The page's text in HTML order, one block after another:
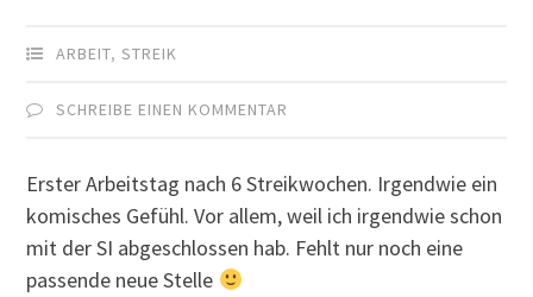
ARBEIT,STREIK
SCHREIBE EINEN KOMMENTAR
Erster Arbeitstag nach 6 Streikwochen. Irgendwie ein
komisches Gefühl. Vor allem, weil ich irgendwie schon
mit der SI abgeschlossen hab. Fehlt nur noch eine
passende neue Stelle